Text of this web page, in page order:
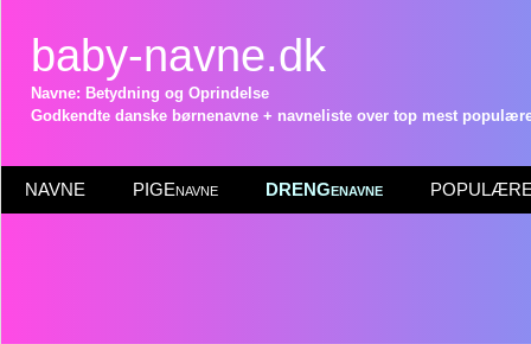
baby-navne.dk
Navne: Betydning og Oprindelse
Godkendte danske børnenavne + navneliste over top mest
NAVNE PIGEnavne DRENGenavne POPULÆRE